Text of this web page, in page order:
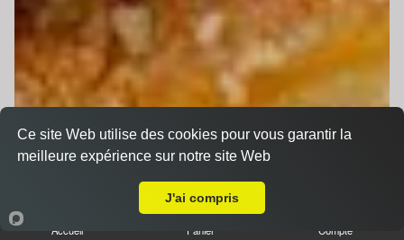
Accueil Panier Compte
Ce site Web utilise des cookies pour vous garantir la
meilleure expérience sur notre site Web
J'ai compris